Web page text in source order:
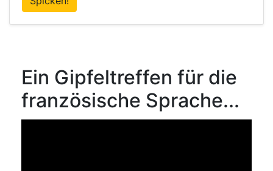
Ein Gipfeltreffen für die
französische Sprache...